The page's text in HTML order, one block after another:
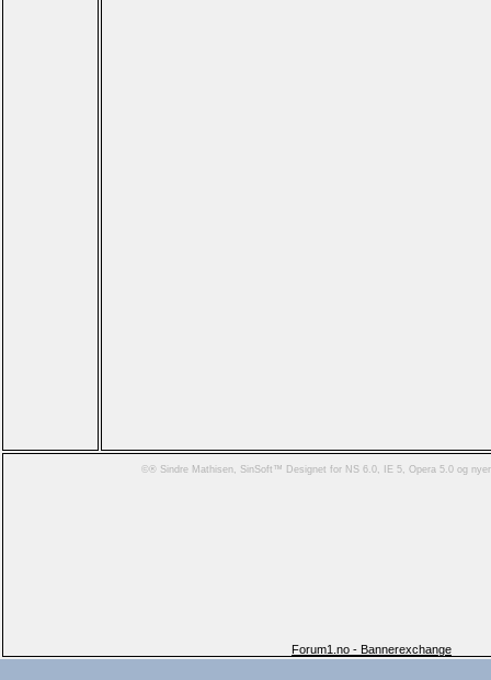
©® Sindre Mathisen, SinSoft™ Designet for NS 6.0, IE 5, Opera 5.0 og
Forum1.no - Bannerexchange